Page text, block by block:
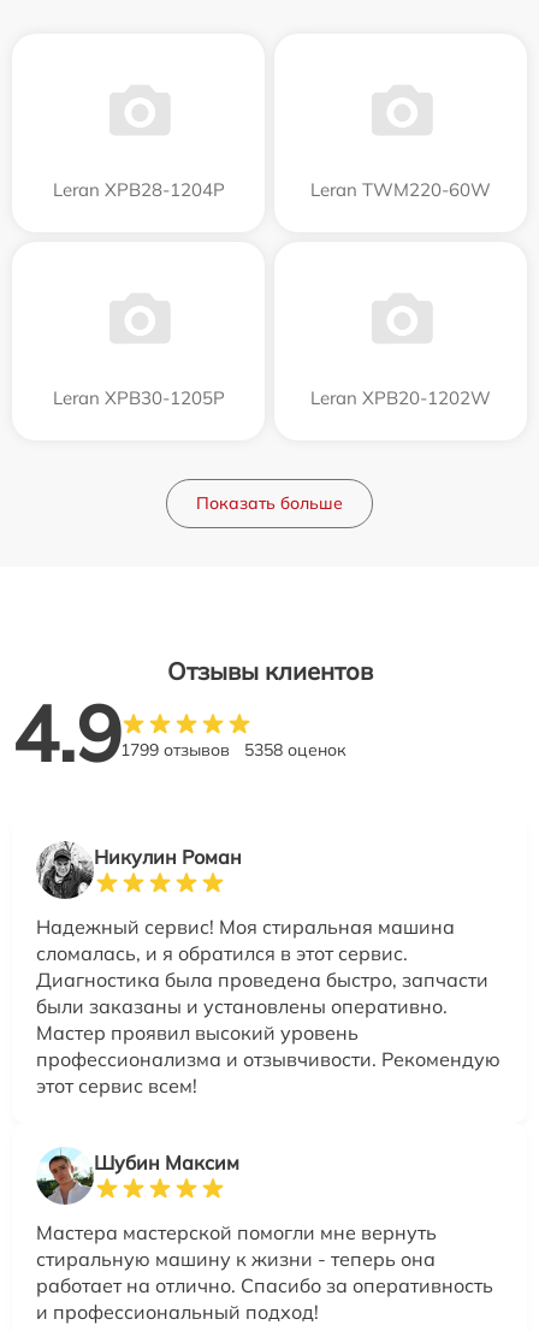
Leran XPB28-1204P Leran TWM220-60W
Leran XPB30-1205P Leran XPB20-1202W
Показать больше
Отзывы клиентов
4.91799 отзывов 5358 оценок
Никулин Роман
Надежный сервис! Моя стиральная машина
сломалась, и я обратился в этот сервис.
Диагностика была проведена быстро, запчасти
были заказаны и установлены оперативно.
Мастер проявил высокий уровень
профессионализма и отзывчивости. Рекомендую
этот сервис всем!
Шубин Максим
Мастера мастерской помогли мне вернуть
стиральную машину к жизни - теперь она
работает на отлично. Спасибо за оперативность
и профессиональный подход!